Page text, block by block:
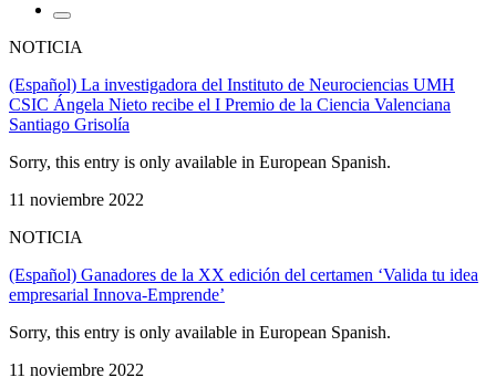
NOTICIA
(Español) La investigadora del Instituto de Neurociencias UMH
CSIC Ángela Nieto recibe el I Premio de la Ciencia Valenciana
Santiago Grisolía
Sorry, this entry is only available in European Spanish.
11 noviembre 2022
NOTICIA
(Español) Ganadores de la XX edición del certamen ‘Valida tu idea
empresarial Innova-Emprende’
Sorry, this entry is only available in European Spanish.
11 noviembre 2022